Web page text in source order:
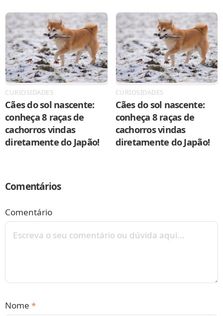
CURIOSIDADES
Cães do sol nascente:
conheça 8 raças de
cachorros vindas
diretamente do Japão!
CURIOSIDADES
Cães do sol nascente:
conheça 8 raças de
cachorros vindas
diretamente do Japão!
Comentários
Comentário
Nome *